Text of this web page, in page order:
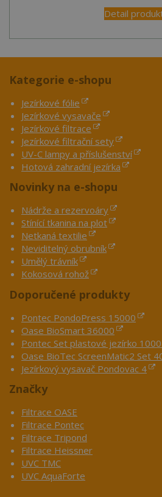
Detail
Kategorie e-shopu
Jezírkové fólie
Jezírkové vysavače
Jezírkové filtrace
Jezírkové filtrační sety
UV-C lampy a příslušenství
Hotová zahradní jezírka
Novinky na e-shopu
Nádrže a rezervoáry
Stínící tkanina na plot
Netkaná textilie
Neviditelný obrubník
Umělý trávník
Kokosová rohož
Doporučené produkty
Pontec PondoPress 15000
Oase BioSmart 36000
Pontec Set plastové jezírko
Oase BioTec ScreenMatic2 Set
Jezírkový vysavač Pondovac 4
Značky
Filtrace OASE
Filtrace Pontec
Filtrace Tripond
Filtrace Heissner
UVC TMC
UVC AquaForte